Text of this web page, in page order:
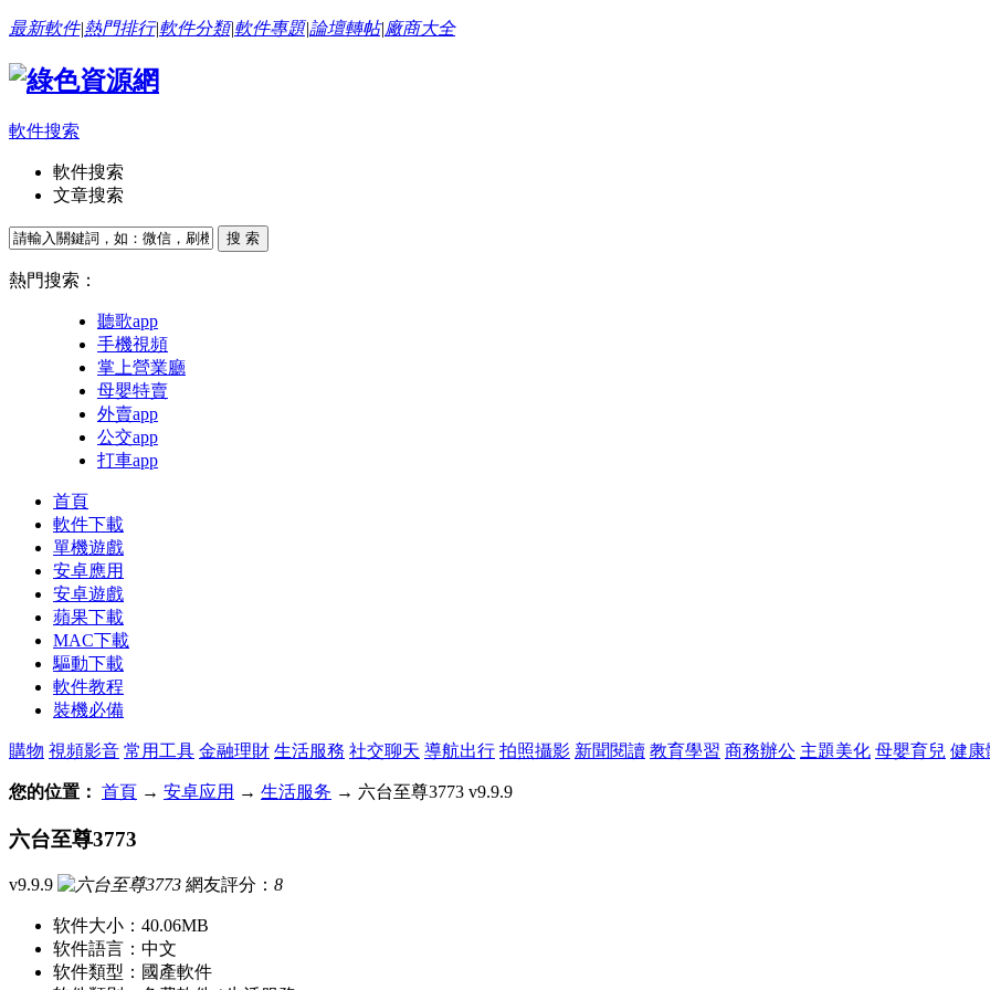
最新軟件|熱門排行|軟件分類|軟件專題|論壇轉帖|廠商大全
軟件搜索
軟件搜索
文章搜索
熱門搜索：
聽歌app
手機視頻
掌上營業廳
母嬰特賣
外賣app
公交app
打車app
首頁
軟件下載
單機遊戲
安卓應用
安卓遊戲
蘋果下載
MAC下載
驅動下載
軟件教程
裝機必備
購物 視頻影音 常用工具 金融理財 生活服務 社交聊天 導航出行 拍照攝影 新聞閱讀 教育學習 商務辦公 主題美化 母嬰育兒 健康
您的位置： 首頁 → 安卓应用 → 生活服务 → 六台至尊3773 v9.9.9
六台至尊3773
v9.9.9 網友評分： 8
软件大小： 40.06MB
软件語言： 中文
软件類型： 國產軟件